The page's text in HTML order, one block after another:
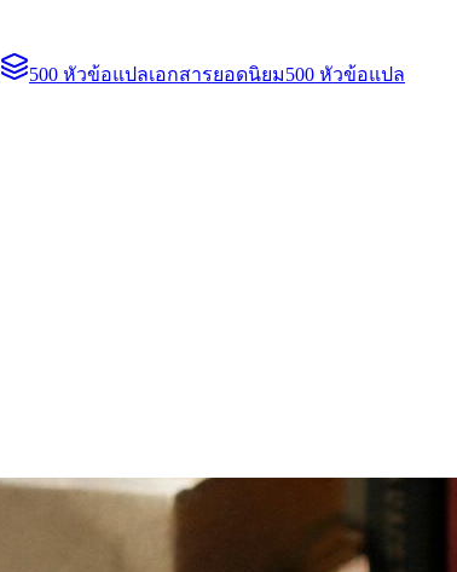
500 หัวข้อแปลเอกสารยอดนิยม500 หัวข้อแปล